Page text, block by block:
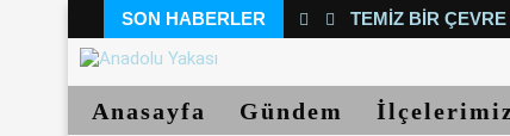
SON HABERLER TEMIZ BIR ÇEVRE
Anasayfa Gündem